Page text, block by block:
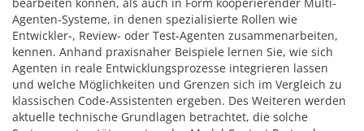
Agenten-Systeme, in denen spezialisierte Rollen wie
Entwickler-, Review- oder Test-Agenten zusammenarbeiten,
kennen. Anhand praxisnaher Beispiele lernen Sie, wie sich
Agenten in reale Entwicklungsprozesse integrieren lassen
und welche Möglichkeiten und Grenzen sich im Vergleich zu
klassischen Code-Assistenten ergeben. Des Weiteren werden
aktuelle technische Grundlagen betrachtet, die solche